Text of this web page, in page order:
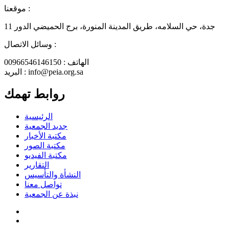
موقعنا :
جدة، حي السلامه، طريق المدينة المنورة، برج الحميضي الدور 11
وسائل الاتصال :
الهاتف : 00966546146150
البريد : info@peia.org.sa
روابط تهمك
الرئيسية
جديد الجمعية
مكتبة الأخبار
مكتبة الصور
مكتبة الفيديو
التقارير
النشأة والتأسيس
تواصل معنا
نبذة عن الجمعية